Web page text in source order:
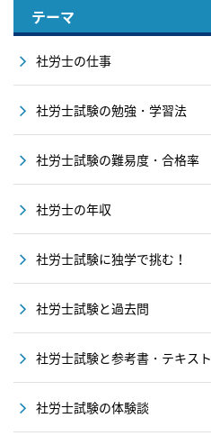
テーマ
社労士の仕事
社労士試験の勉強・学習法
社労士試験の難易度・合格率
社労士の年収
社労士試験に独学で挑む！
社労士試験と過去問
社労士試験と参考書・テキスト
社労士試験の体験談